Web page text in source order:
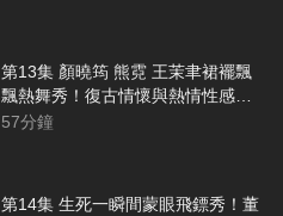
第13集 顏曉筠 熊霓 王茉聿裙襬飄
飄熱舞秀！復古情懷與熱情性感的
絕妙組合！
57分鐘
第14集 生死一瞬間蒙眼飛鏢秀！董